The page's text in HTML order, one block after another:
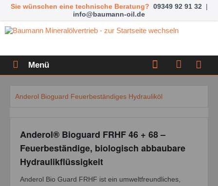
Sie wünschen eine technische Beratung? 09349 92 91 32 |
info@baumann-oil.de
Menü
Anderol Bioguard Feuerbeständiges Hydrauliköl
Anderol® Bioguard FRHF 46 + 68 –
Feuerbeständige, biologisch abbaubare
Hydraulikflüssigkeit
Anderol Bio Guard FRHF ist ein umweltfreundliches,